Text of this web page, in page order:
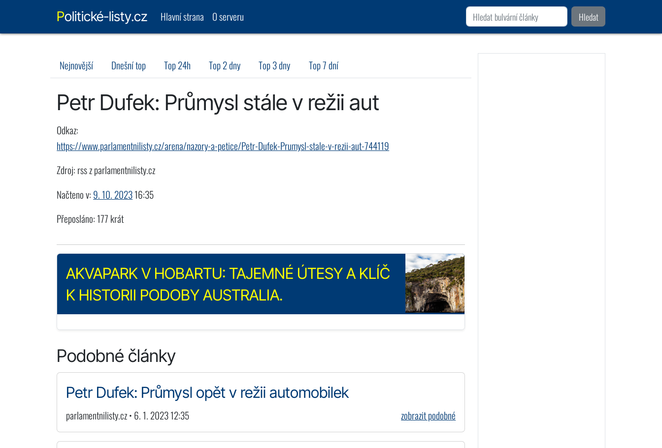
Politické-listy.cz Hlavní strana O serveru Hledat
Nejnovější Dnešní top Top 24h Top 2 dny Top 3 dny Top 7 dní
Petr Dufek: Průmysl stále v režii aut
Odkaz:
https://www.parlamentnilisty.cz/arena/nazory-a-petice/Petr-Dufek-Prumysl-stale-v-rezii-aut-744119
Zdroj: rss z parlamentnilisty.cz
Načteno v: 9. 10. 202316:35
Přeposláno: 177 krát
AKVAPARK V HOBARTU: TAJEMNÉ ÚTESY A KLÍČ
K HISTORII PODOBY AUSTRALIA.
Podobné články
Petr Dufek: Průmysl opět v režii automobilek
parlamentnilisty.cz • 6. 1. 2023 12:35 zobrazit podobné